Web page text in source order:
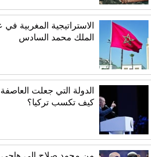
الاستراتيجية المغربية في
الملك محمد السادس
الدولة التي جعلت
كيف تكسب تركيا؟